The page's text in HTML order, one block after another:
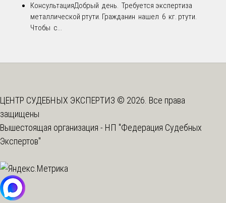
КонсультацияДобрый день. Требуется экспертиза
металлической ртути. Гражданин нашел 6 кг. ртути.
Чтобы с...
ЦЕНТР СУДЕБНЫХ ЭКСПЕРТИЗ © 2026. Все права
защищены
Вышестоящая организация - НП "Федерация Судебных
Экспертов"